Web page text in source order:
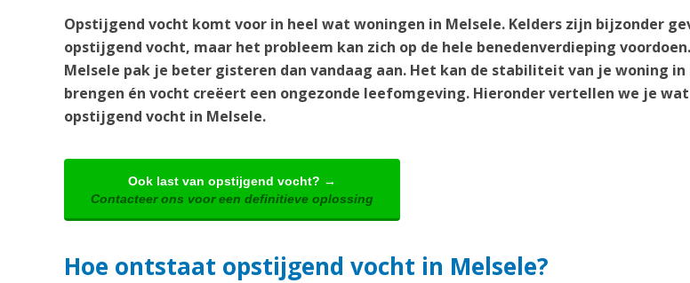
Opstijgend vocht komt voor in heel wat woningen in Melsele. Kelders zijn bijzonder
opstijgend vocht, maar het probleem kan zich op de hele benedenverdieping
Melsele pak je beter gisteren dan vandaag aan. Het kan de stabiliteit van je woning
brengen én vocht creëert een ongezonde leefomgeving. Hieronder vertellen we je
opstijgend vocht in Melsele.
Ook last van opstijgend vocht? →
Contacteer ons voor een definitieve oplossing
Hoe ontstaat opstijgend vocht in Melsele?